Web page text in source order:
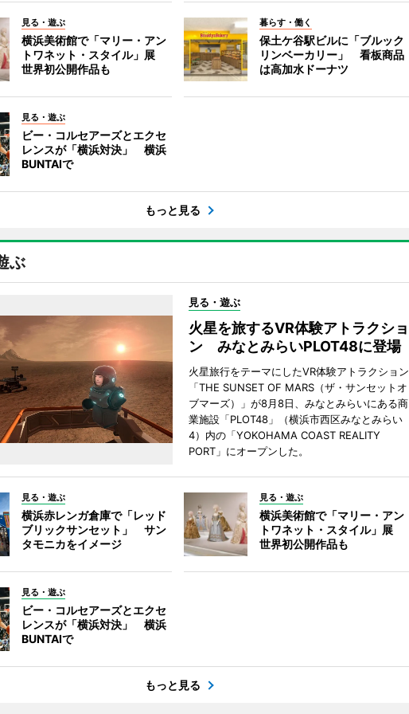
見る・遊ぶ
横浜美術館で「マリー・アン
トワネット・スタイル」展
世界初公開作品も
暮らす・働く
保土ケ谷駅ビルに「ブルック
リンベーカリー」 看板商品
は高加水ドーナツ
見る・遊ぶ
ビー・コルセアーズとエクセ
レンスが「横浜対決」 横浜
BUNTAIで
もっと見る
ぶ
見る・遊ぶ
火星を旅するVR体験アトラクショ
ン みなとみらいPLOT48に登場
火星旅行をテーマにしたVR体験アトラクション
「THE SUNSET OF MARS（ザ・サンセットオ
ブマーズ）」が8月8日、みなとみらいにある商
業施設「PLOT48」（横浜市西区みなとみらい
4）内の「YOKOHAMA COAST REALITY
PORT」にオープンした。
見る・遊ぶ
横浜赤レンガ倉庫で「レッド
ブリックサンセット」 サン
タモニカをイメージ
見る・遊ぶ
横浜美術館で「マリー・アン
トワネット・スタイル」展
世界初公開作品も
見る・遊ぶ
ビー・コルセアーズとエクセ
レンスが「横浜対決」 横浜
BUNTAIで
もっと見る